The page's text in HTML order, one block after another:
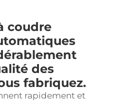
coudre
des
fabriquez.
rapidement et